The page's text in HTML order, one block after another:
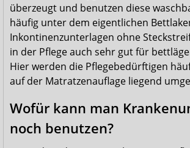
überzeugt und benutzen diese
häufig unter dem eigentlichen
Inkontinenzunterlagen ohne
in der Pflege auch sehr gut für
Hier werden die Pflegebedürftigen
auf der Matratzenauflage liegend
Wofür kann man
noch benutzen?